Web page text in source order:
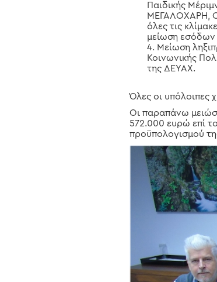
Παιδικής
ΜΕΓΑΛΟΧΑΡΗ,
όλες τις
μείωση εσόδων
Μείωση
Κοινωνικής
της ΔΕΥΑΧ.
Όλες οι υπόλοιπες
Οι παραπάνω
572.000 ευρώ επί
προϋπολογισμού